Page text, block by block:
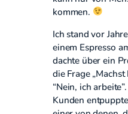
kommen.
Ich stand vor
einem Espresso
dachte über ein
die Frage
“Nein, ich
Kunden